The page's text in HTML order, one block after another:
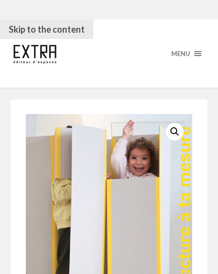
Skip to the content
MENU